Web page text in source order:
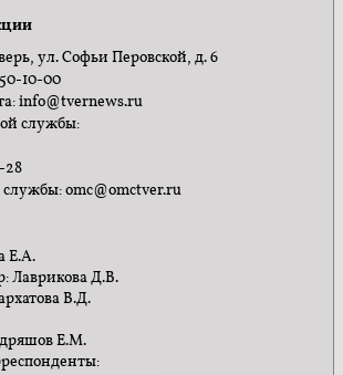
ул. Софьи Перовской, д. 6
10-00
info@tvernews.ru
службы:
28
omc@omctver.ru
Е.А.
Лаврикова Д.В.
В.Д.
Е.М.